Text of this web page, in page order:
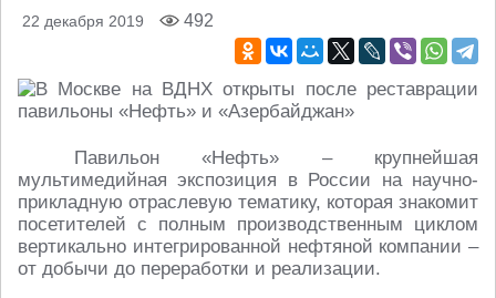
22 декабря 2019 492
Павильон «Нефть» – крупнейшая
мультимедийная экспозиция в России на научно-
прикладную отраслевую тематику, которая знакомит
посетителей с полным производственным циклом
вертикально интегрированной нефтяной компании –
от добычи до переработки и реализации.